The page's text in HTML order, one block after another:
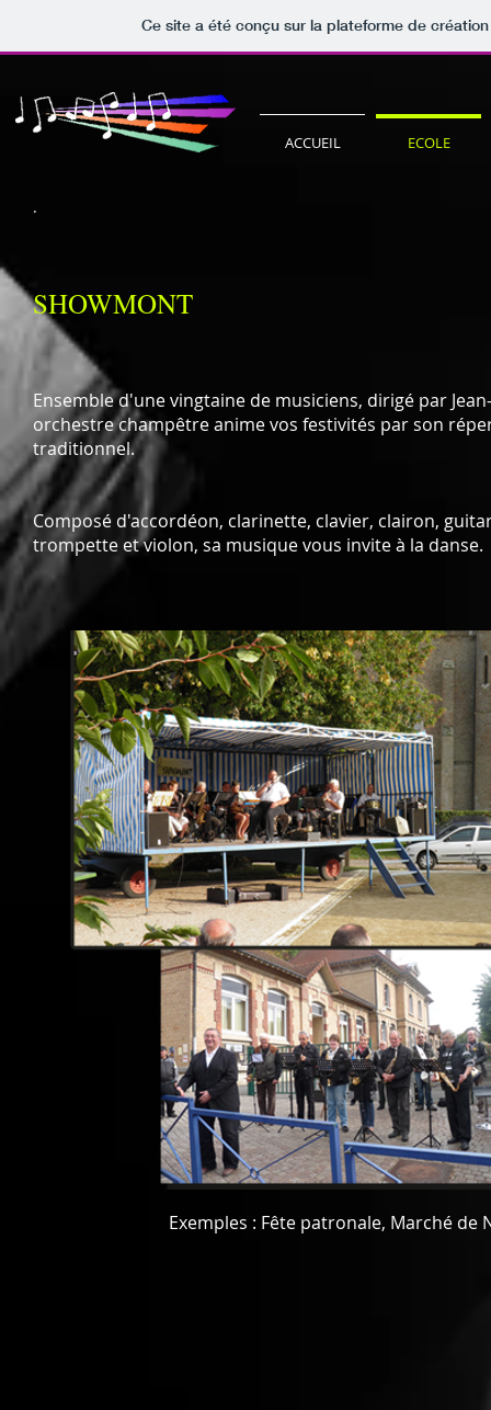
Ce site a été conçu sur la plateforme de
ACCUEIL ECOLE
.
SHOWMONT
Ensemble d'une vingtaine de musiciens, dirigé par
orchestre champêtre anime vos festivités par son
traditionnel.
Composé d'accordéon, clarinette, clavier, clairon,
trompette et violon, sa musique vous invite à la danse.
Exemples : Fête patronale, Marché